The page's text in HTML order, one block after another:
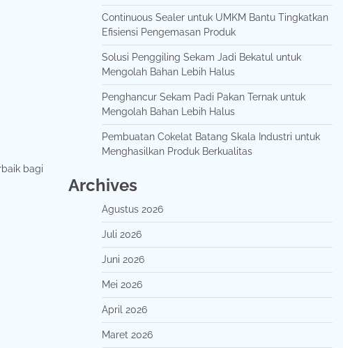
bagi
Continuous Sealer untuk UMKM Bantu Tingkatkan
Efisiensi Pengemasan Produk
Solusi Penggiling Sekam Jadi Bekatul untuk
Mengolah Bahan Lebih Halus
Penghancur Sekam Padi Pakan Ternak untuk
Mengolah Bahan Lebih Halus
Pembuatan Cokelat Batang Skala Industri untuk
Menghasilkan Produk Berkualitas
Archives
Agustus 2026
Juli 2026
Juni 2026
Mei 2026
April 2026
Maret 2026